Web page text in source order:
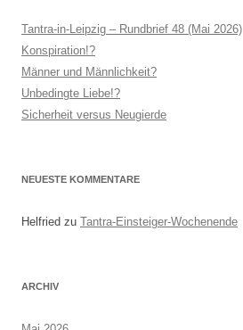
Tantra-in-Leipzig – Rundbrief 48 (Mai 2026)
Konspiration!?
Männer und Männlichkeit?
Unbedingte Liebe!?
Sicherheit versus Neugierde
NEUESTE KOMMENTARE
Helfried zu Tantra-Einsteiger-Wochenende
ARCHIV